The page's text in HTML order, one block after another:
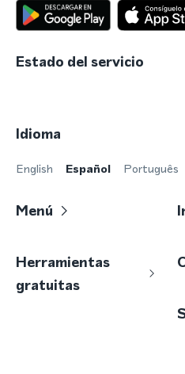
Estado del servicio
Idioma
English Español Português
Menú
Herramientas
gratuitas